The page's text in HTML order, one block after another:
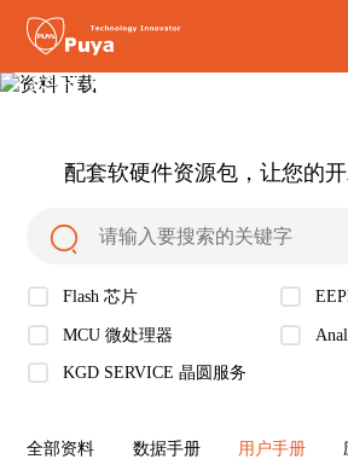
资料下载
配套软硬件资源包，让您的开
Flash 芯片
MCU 微处理器
KGD SERVICE 晶圆服务
全部资料 数据手册 用户手册